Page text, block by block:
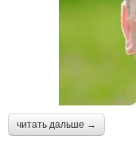
читать дальше →